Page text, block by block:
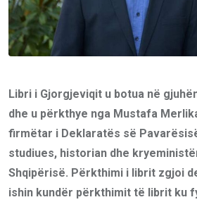
Libri i Gjorgjeviqit u botua në
dhe u përkthye nga Mustafa
firmëtar i Deklaratës së
studiues, historian dhe
Shqipërisë. Përkthimi i librit zgjoi
ishin kundër përkthimit të librit ku